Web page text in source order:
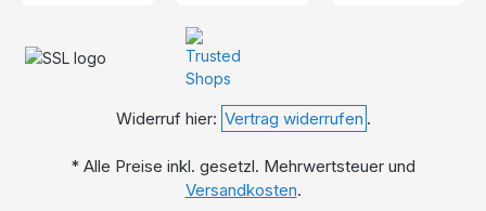
Widerruf hier: Vertrag widerrufen .
* Alle Preise inkl. gesetzl. Mehrwertsteuer und
Versandkosten.